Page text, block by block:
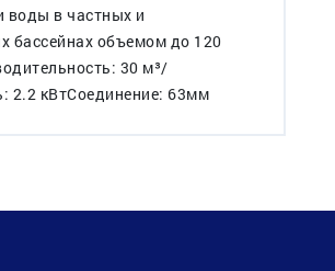
воды в частных и
бассейнах объемом до 120
30 м³/
2.2 кВтСоединение: 63мм